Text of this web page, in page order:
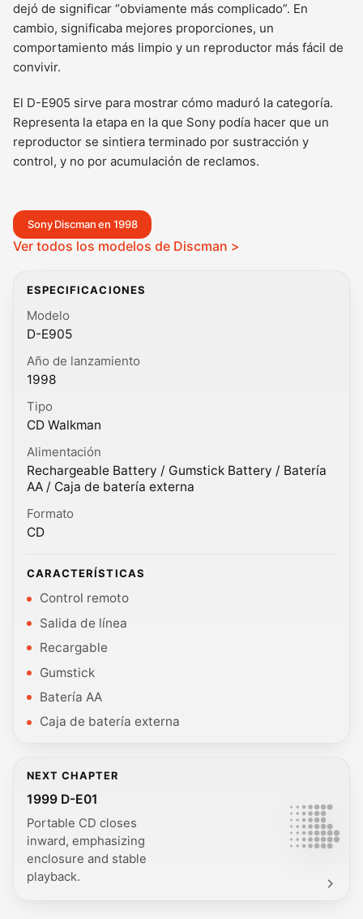
dejó de significar “obviamente más complicado”. En
cambio, significaba mejores proporciones, un
comportamiento más limpio y un reproductor más fácil de
convivir.
El D-E905 sirve para mostrar cómo maduró la categoría.
Representa la etapa en la que Sony podía hacer que un
reproductor se sintiera terminado por sustracción y
control, y no por acumulación de reclamos.
Sony Discman en 1998
Ver todos los modelos de Discman >
ESPECIFICACIONES
Modelo
D-E905
Año de lanzamiento
1998
Tipo
CD Walkman
Alimentación
Rechargeable Battery / Gumstick Battery / Batería
AA / Caja de batería externa
Formato
CD
CARACTERÍSTICAS
Control remoto
Salida de línea
Recargable
Gumstick
Batería AA
Caja de batería externa
NEXT CHAPTER
1999 D-E01
Portable CD closes
inward, emphasizing
enclosure and stable
playback.